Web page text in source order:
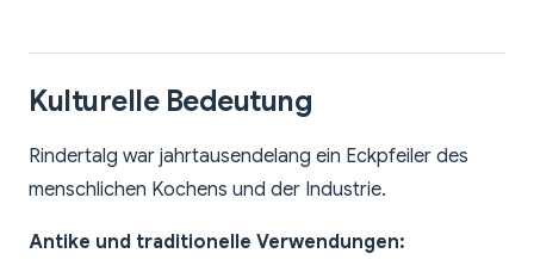
Kulturelle Bedeutung
Rindertalg war jahrtausendelang ein Eckpfeiler des
menschlichen Kochens und der Industrie.
Antike und traditionelle Verwendungen: